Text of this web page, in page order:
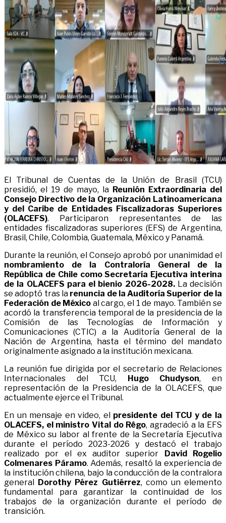
El Tribunal de Cuentas de la Unión de Brasil (TCU)
presidió, el 19 de mayo, la Reunión Extraordinaria del
Consejo Directivo de la Organización Latinoamericana
y del Caribe de Entidades Fiscalizadoras Superiores
(OLACEFS). Participaron representantes de las
entidades fiscalizadoras superiores (EFS) de Argentina,
Brasil, Chile, Colombia, Guatemala, México y Panamá.
Durante la reunión, el Consejo aprobó por unanimidad el
nombramiento de la Contraloría General de la
República de Chile como Secretaría Ejecutiva interina
de la OLACEFS para el bienio 2026-2028. La decisión
se adoptó tras larenuncia de la Auditoría Superior de la
Federación de México al cargo, el 1 de mayo. También se
acordó la transferencia temporal de la presidencia de la
Comisión de las Tecnologías de Información y
Comunicaciones (CTIC) a la Auditoría General de la
Nación de Argentina, hasta el término del mandato
originalmente asignado a la institución mexicana.
La reunión fue dirigida por el secretario de Relaciones
Internacionales del TCU, Hugo Chudyson, en
representación de la Presidencia de la OLACEFS, que
actualmente ejerce el Tribunal.
En un mensaje en video, el presidente del TCU y de la
OLACEFS, el ministro Vital do Rêgo, agradeció a la EFS
de México su labor al frente de la Secretaría Ejecutiva
durante el período 2023-2026 y destacó el trabajo
realizado por el ex auditor superior David Rogelio
Colmenares Páramo. Además, resaltó la experiencia de
la institución chilena, bajo la conducción de la contralora
general Dorothy Pérez Gutiérrez, como un elemento
fundamental para garantizar la continuidad de los
trabajos de la organización durante el período de
transición.